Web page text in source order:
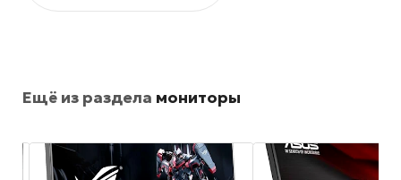
Ещё из раздела мониторы